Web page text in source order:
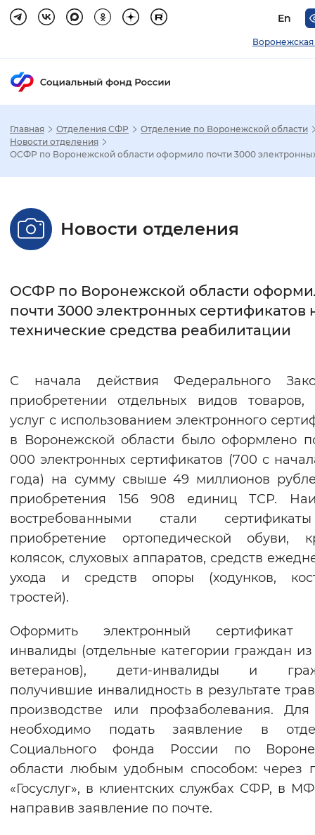
En
Воронежская
Настройка режима отображения
Стандартный Увеличенный
С засечками
Интервал между буквами
Цвет сайта
Монохромный Инверсивный
Синий фон
Изображения
Включены Выключены
Звуковой ассистент
Воспроизвести
Вернуть стандартные настройки
Главная Отделения СФР
Отделение по Воронежской области
Новости отделения
ОСФР по Воронежской области оформило почти 3000
Новости отделения
ОСФР по Воронежской области
почти 3000 электронных сертификатов
технические средства реабилитации
С начала действия Федерального
приобретении отдельных видов товаров,
услуг с использованием электронного
в Воронежской области было оформлено
000 электронных сертификатов (700 с
года) на сумму свыше 49 миллионов
приобретения 156 908 единиц ТСР.
востребованными стали
приобретение ортопедической обуви,
колясок, слуховых аппаратов, средств
ухода и средств опоры (ходунков,
тростей).
Оформить электронный сертификат
инвалиды (отдельные категории граждан
ветеранов), дети-инвалиды и
получившие инвалидность в результате
производстве или профзаболевания. Для
необходимо подать заявление в
Социального фонда России по
области любым удобным способом: через
«Госуслуг», в клиентских службах СФР, в
направив заявление по почте.